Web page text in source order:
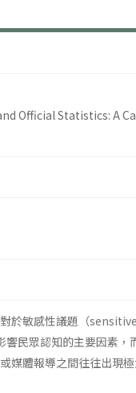
Official Statistics: A
於敏感性議題（
民眾認知的主要因素，
媒體報導之間往往出現